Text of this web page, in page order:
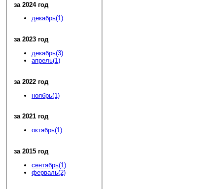
за 2024 год
декабрь(1)
за 2023 год
декабрь(3)
апрель(1)
за 2022 год
ноябрь(1)
за 2021 год
октябрь(1)
за 2015 год
сентябрь(1)
ферваль(2)